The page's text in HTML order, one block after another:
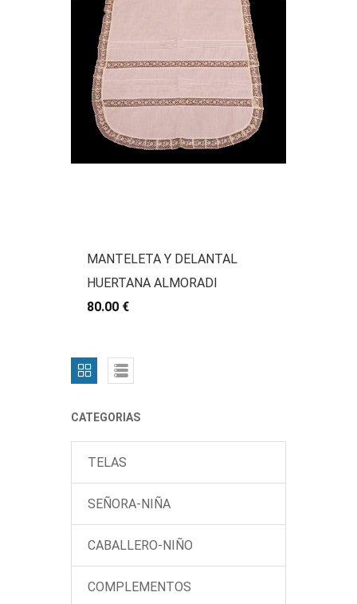
MANTELETA Y DELANTAL
HUERTANA ALMORADI
80.00 €
CATEGORIAS
TELAS
SEÑORA-NIÑA
CABALLERO-NIÑO
COMPLEMENTOS